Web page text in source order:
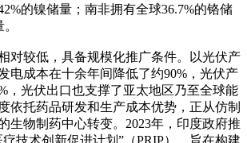
的镍储量；南非拥有全球36.7%的铬储
对较低，具备规模化推广条件。以光伏产
电成本在十余年间降低了约90%，光伏产
，光伏出口也支撑了亚太地区乃至全球能
依托药品研发和生产成本优势，正从仿制
生物制药中心转变。2023年，印度政府推
技术创新促进计划”（PRIP），旨在构建